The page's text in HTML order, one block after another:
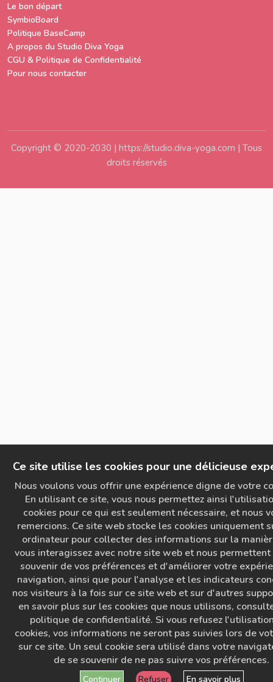
Le bon départ
SymbioBoard
Politique BaseCamp
A propos du Studio Diva Yoga
CGU & Politique de Confidentialité
Pour nous contacter
Copyright © 2020-2030 | https://studio.diva-yoga.com | Tous
droits réservés
Ce site utilise les cookies pour une délicieuse
Nous voulons vous offrir une expérience digne de votre
En utilisant ce site, vous nous permettez ainsi
cookies pour ce qui est seulement nécessaire, et nous
remercions. Ce site web stocke les cookies uniquement
ordinateur pour collecter des informations sur la
vous interagissez avec notre site web et nous permettent
souvenir de vos préférences et d'améliorer votre
navigation, ainsi que pour l'analyse et les indicateurs
nos visiteurs à la fois sur ce site web et sur d'autres
en savoir plus sur les cookies que nous utilisons,
politique de confidentialité. Si vous refusez
cookies, vos informations ne seront pas suivies lors de
sur ce site. Un seul cookie sera utilisé dans votre
de se souvenir de ne pas suivre vos préférences.
Continuer Refuser En savoir plus